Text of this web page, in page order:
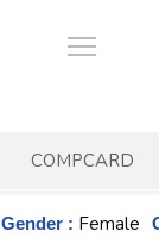
COMPCARD
Gender : Female